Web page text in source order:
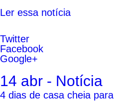
Ler essa notícia
Twitter
Facebook
Google+
14 abr - Notícia
4 dias de casa cheia